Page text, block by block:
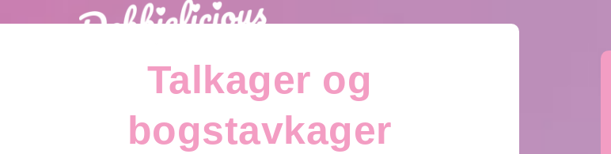
Talkager og
bogstavkager